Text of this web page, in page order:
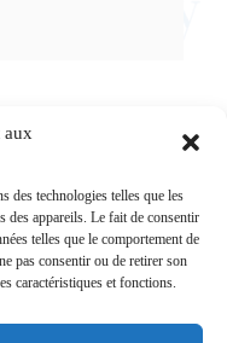
aux
des technologies telles que les
des appareils. Le fait de consentir
telles que le comportement de
pas consentir ou de retirer son
caractéristiques et fonctions.